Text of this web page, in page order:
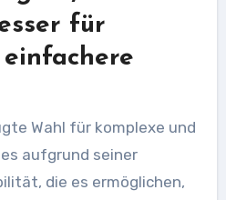
für
Wahl für komplexe und
aufgrund seiner
die es ermöglichen,